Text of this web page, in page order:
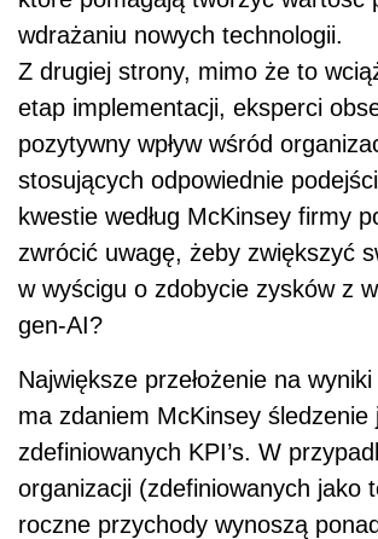
wdrażaniu nowych technologii.
Z drugiej strony, mimo że to
etap implementacji, eksperci
pozytywny wpływ wśród
stosujących odpowiednie
kwestie według McKinsey firmy
zwrócić uwagę, żeby zwiększyć
w wyścigu o zdobycie zysków z
gen-AI?
Największe przełożenie na
ma zdaniem McKinsey śledzenie
zdefiniowanych KPI’s. W
organizacji (zdefiniowanych jako
roczne przychody wynoszą